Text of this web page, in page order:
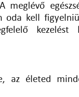
meglévő
oda kell
kezelést
az életed